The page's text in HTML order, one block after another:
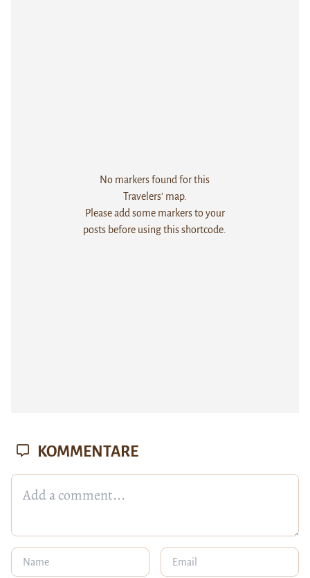
No markers found for this
Travelers' map.
Please add some markers to your
posts before using this shortcode.
KOMMENTARE